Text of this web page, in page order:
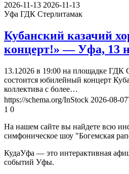
2026-11-13 2026-11-13
Уфа ГДК Стерлитамак
Кубанский казачий
концерт!» — Уфа, 13
13.12026 в 19:00 на площадке ГДК
состоится юбилейный концерт
коллектива с более…
https://schema.org/InStock 2026-08-
1 0
На нашем сайте вы найдете всю
симфоническое шоу "Богемская
КудаУфа — это интерактивная
событий Уфы.